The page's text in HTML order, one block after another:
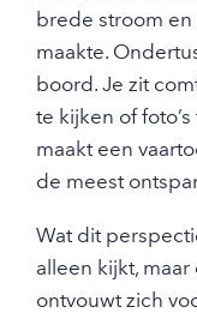
brede stroom
maakte.
boord. Je zit
te kijken of
maakt een
de meest
Wat dit
alleen kijkt,
ontvouwt zich